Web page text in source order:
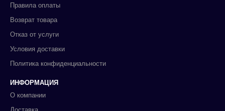
Правила оплаты
Возврат товара
Отказ от услуги
Условия доставки
Политика конфиденциальности
ИНФОРМАЦИЯ
О компании